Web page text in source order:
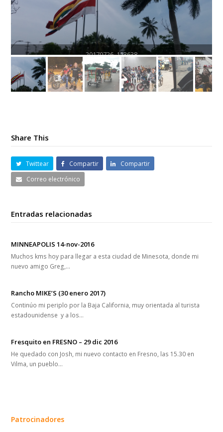
Share This
Twittear Compartir
MINNEAPOLIS 14-nov-2016
Rancho MIKE’S (30 enero 2017)
Fresquito en FRESNO – 29 dic 2016